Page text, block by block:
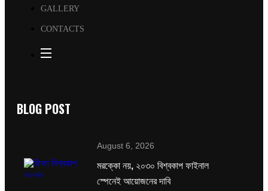
GALLERY
CONTACTS
BLOG POST
August 6, 2026
মরক্কো নয়, ২০৩০ বিশ্বকাপ ফাইনাল
স্পেনেই আয়োজনের দাবি